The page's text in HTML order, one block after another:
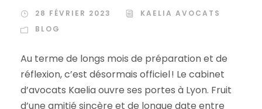
28 FÉVRIER 2023
KAELIA AVOCATS
BLOG
Au terme de longs mois de préparation et de
réflexion, c’est désormais officiel ! Le cabinet
d’avocats Kaelia ouvre ses portes à Lyon. Fruit
d’une amitié sincère et de longue date entre